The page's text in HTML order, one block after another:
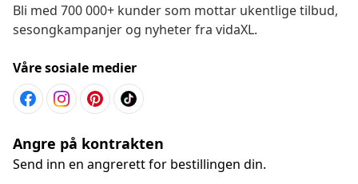
Bli med 700 000+ kunder som mottar ukentlige tilbud,
sesongkampanjer og nyheter fra vidaXL.
Våre sosiale medier
Angre på kontrakten
Send inn en angrerett for bestillingen din.